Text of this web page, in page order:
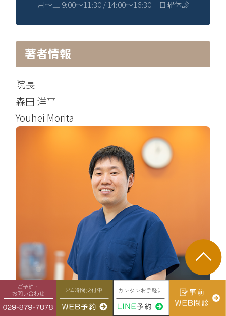
月〜土 9:00〜11:30 / 14:00〜16:30 日曜休診
著者情報
院長
森田 洋平
Youhei Morita